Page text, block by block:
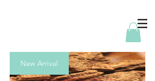
New Arrival